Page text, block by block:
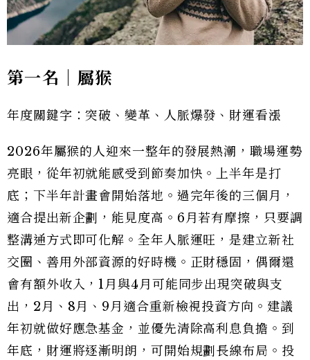
第一名｜屬猴
年度關鍵字：突破、變革、人脈爆發、財運看漲
2026年屬猴的人迎來一整年的發展熱潮，職場運勢
亮眼，從年初就能感受到節奏加快。上半年是打
底；下半年計畫會開始落地。過完年後的三個月，
適合提出新企劃，能見度高。6月若有摩擦，只要調
整溝通方式即可化解。全年人脈運旺，是建立新社
交圈、善用外部資源的好時機。正財穩固，偶爾還
會有額外收入，1月與4月可能同步出現突破與支
出，2月、8月、9月適合重新檢視投資方向。建議
年初就做好應急基金，並優先清除高利息負擔。到
年底，財運將逐漸明朗，可開始規劃長線布局。投